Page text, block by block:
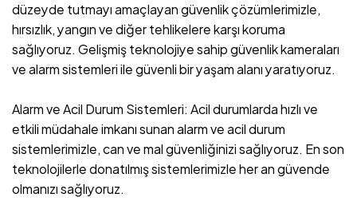
düzeyde tutmayı amaçlayan güvenlik çözümlerimizle,
hırsızlık, yangın ve diğer tehlikelere karşı koruma
sağlıyoruz. Gelişmiş teknolojiye sahip güvenlik kameraları
ve alarm sistemleri ile güvenli bir yaşam alanı yaratıyoruz.
Alarm ve Acil Durum Sistemleri: Acil durumlarda hızlı ve
etkili müdahale imkanı sunan alarm ve acil durum
sistemlerimizle, can ve mal güvenliğinizi sağlıyoruz. En son
teknolojilerle donatılmış sistemlerimizle her an güvende
olmanızı sağlıyoruz.